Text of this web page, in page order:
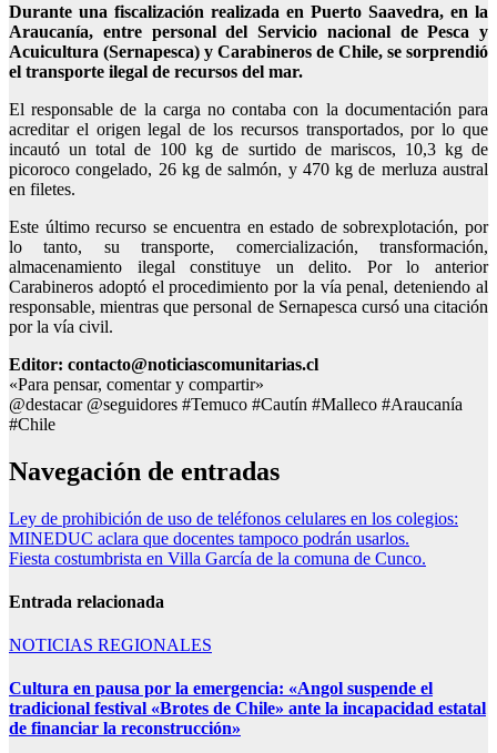
Durante una fiscalización realizada en Puerto Saavedra, en la
Araucanía, entre personal del Servicio nacional de Pesca y
Acuicultura (Sernapesca) y Carabineros de Chile, se sorprendió
el transporte ilegal de recursos del mar.
El responsable de la carga no contaba con la documentación para
acreditar el origen legal de los recursos transportados, por lo que
incautó un total de 100 kg de surtido de mariscos, 10,3 kg de
picoroco congelado, 26 kg de salmón, y 470 kg de merluza austral
en filetes.
Este último recurso se encuentra en estado de sobrexplotación, por
lo tanto, su transporte, comercialización, transformación,
almacenamiento ilegal constituye un delito. Por lo anterior
Carabineros adoptó el procedimiento por la vía penal, deteniendo al
responsable, mientras que personal de Sernapesca cursó una citación
por la vía civil.
Editor: contacto@noticiascomunitarias.cl
«Para pensar, comentar y compartir»
@destacar @seguidores #Temuco #Cautín #Malleco #Araucanía
#Chile
Navegación de entradas
Ley de prohibición de uso de teléfonos celulares en los colegios:
MINEDUC aclara que docentes tampoco podrán usarlos.
Fiesta costumbrista en Villa García de la comuna de Cunco.
Entrada relacionada
NOTICIAS REGIONALES
Cultura en pausa por la emergencia: «Angol suspende el
tradicional festival «Brotes de Chile» ante la incapacidad estatal
de financiar la reconstrucción»